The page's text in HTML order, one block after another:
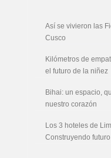
Así se vivieron las
Cusco
Kilómetros de
el futuro de la niñez
Bihai: un espacio,
nuestro corazón
Los 3 hoteles de
Construyendo futuro